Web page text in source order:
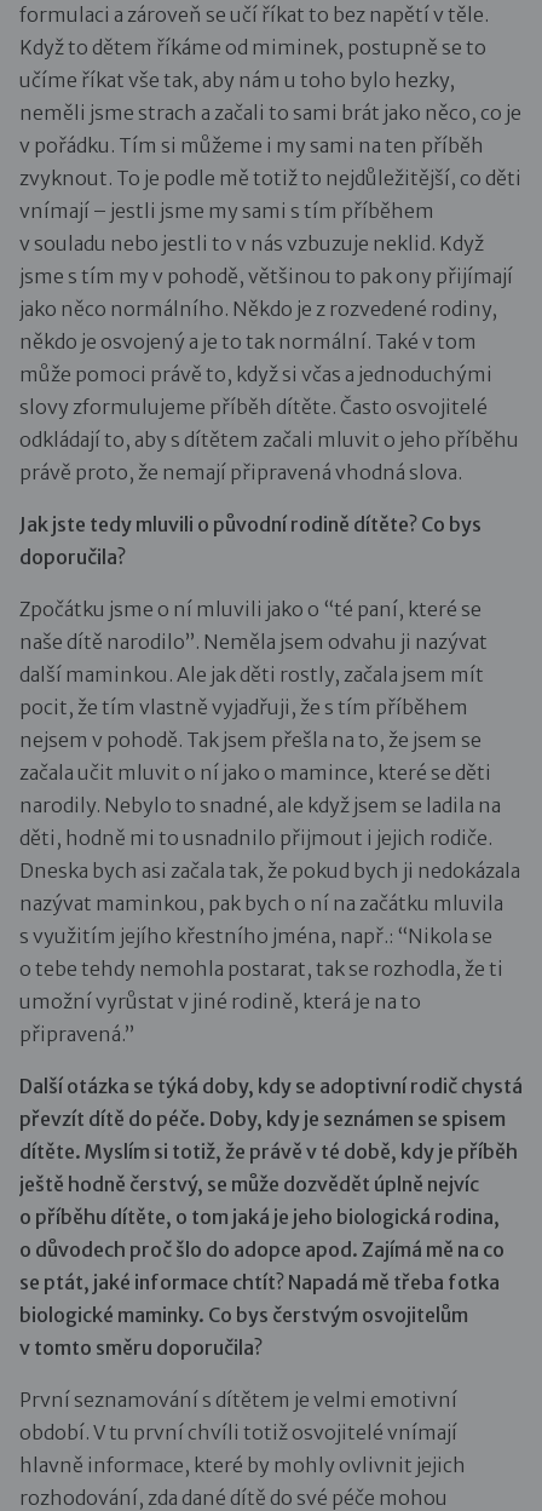
formulaci a zároveň se učí říkat to bez napětí v těle.
Když to dětem říkáme od miminek, postupně se to
učíme říkat vše tak, aby nám u toho bylo hezky,
neměli jsme strach a začali to sami brát jako něco, co je
v pořádku. Tím si můžeme i my sami na ten příběh
zvyknout. To je podle mě totiž to nejdůležitější, co děti
vnímají – jestli jsme my sami s tím příběhem
v souladu nebo jestli to v nás vzbuzuje neklid. Když
jsme s tím my v pohodě, většinou to pak ony přijímají
jako něco normálního. Někdo je z rozvedené rodiny,
někdo je osvojený a je to tak normální. Také v tom
může pomoci právě to, když si včas a jednoduchými
slovy zformulujeme příběh dítěte. Často osvojitelé
odkládají to, aby s dítětem začali mluvit o jeho příběhu
právě proto, že nemají připravená vhodná slova.
Jak jste tedy mluvili o původní rodině dítěte? Co bys
doporučila?
Zpočátku jsme o ní mluvili jako o “té paní, které se
naše dítě narodilo”. Neměla jsem odvahu ji nazývat
další maminkou. Ale jak děti rostly, začala jsem mít
pocit, že tím vlastně vyjadřuji, že s tím příběhem
nejsem v pohodě. Tak jsem přešla na to, že jsem se
začala učit mluvit o ní jako o mamince, které se děti
narodily. Nebylo to snadné, ale když jsem se ladila na
děti, hodně mi to usnadnilo přijmout i jejich rodiče.
Dneska bych asi začala tak, že pokud bych ji nedokázala
nazývat maminkou, pak bych o ní na začátku mluvila
s využitím jejího křestního jména, např.: “Nikola se
o tebe tehdy nemohla postarat, tak se rozhodla, že ti
umožní vyrůstat v jiné rodině, která je na to
připravená.”
Další otázka se týká doby, kdy se adoptivní rodič chystá
převzít dítě do péče. Doby, kdy je seznámen se spisem
dítěte. Myslím si totiž, že právě v té době, kdy je příběh
ještě hodně čerstvý, se může dozvědět úplně nejvíc
o příběhu dítěte, o tom jaká je jeho biologická rodina,
o důvodech proč šlo do adopce apod. Zajímá mě na co
se ptát, jaké informace chtít? Napadá mě třeba fotka
biologické maminky. Co bys čerstvým osvojitelům
v tomto směru doporučila?
První seznamování s dítětem je velmi emotivní
období. V tu první chvíli totiž osvojitelé vnímají
hlavně informace, které by mohly ovlivnit jejich
rozhodování, zda dané dítě do své péče mohou